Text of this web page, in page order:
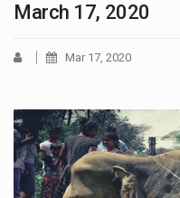
March 17, 2020
Mar 17, 2020